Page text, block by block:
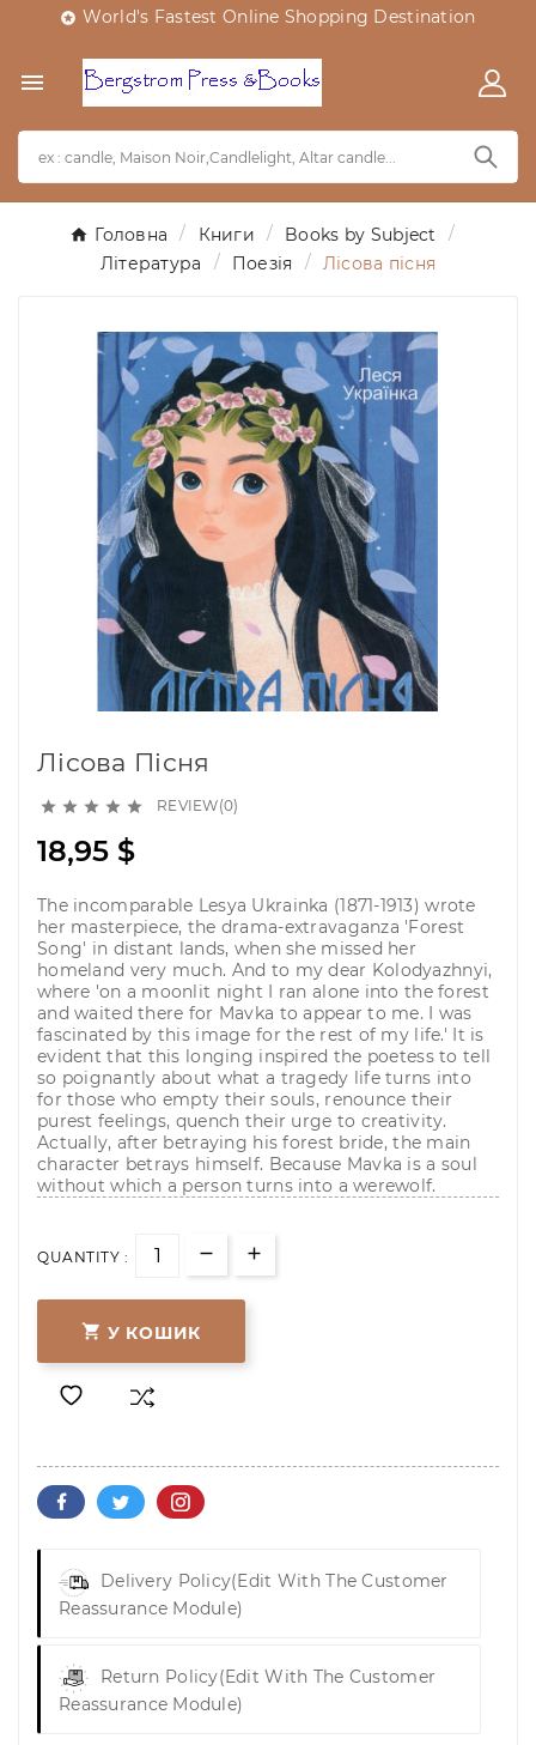
 World's Fastest Online Shopping Destination

Головна Книги
Books by Subject
Література
Поезія Лісова пісня
Лісова Пісня
     REVIEW(0)
18,95 $
The incomparable Lesya Ukrainka (1871-1913) wrote
her masterpiece, the drama-extravaganza 'Forest
Song' in distant lands, when she missed her
homeland very much. And to my dear Kolodyazhnyi,
where 'on a moonlit night I ran alone into the forest
and waited there for Mavka to appear to me. I was
fascinated by this image for the rest of my life.' It is
evident that this longing inspired the poetess to tell
so poignantly about what a tragedy life turns into
for those who empty their souls, renounce their
purest feelings, quench their urge to creativity.
Actually, after betraying his forest bride, the main
character betrays himself. Because Mavka is a soul
without which a person turns into a werewolf.
QUANTITY :
 У КОШИК
Delivery Policy(edit With The Customer
Reassurance Module)
Return Policy(edit With The Customer
Reassurance Module)